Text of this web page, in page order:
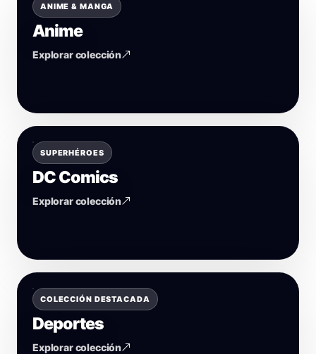
ANIME & MANGA
Anime
Explorar colección
SUPERHÉROES
DC Comics
Explorar colección
COLECCIÓN DESTACADA
Deportes
Explorar colección